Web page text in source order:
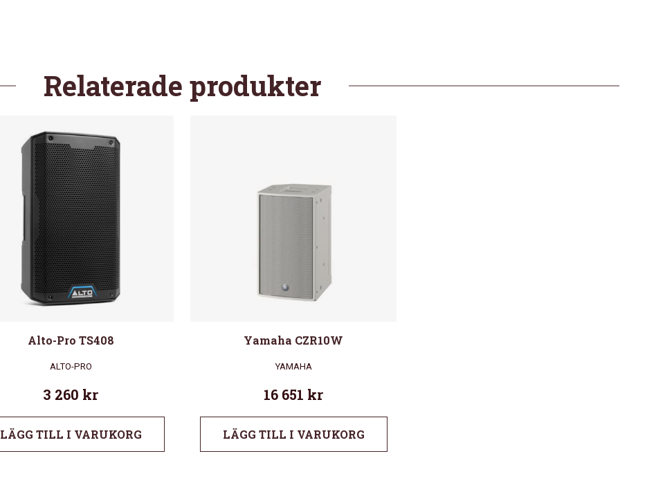
Relaterade produkter
Alto-Pro TS408
ALTO-PRO
3 260 kr
LÄGG TILL I VARUKORG
Yamaha CZR10W
YAMAHA
16 651 kr
LÄGG TILL I VARUKORG